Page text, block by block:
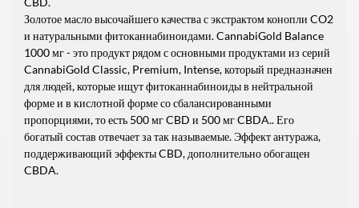
Золотое масло высочайшего качества с экстрактом конопли CO2
и натуральными фитоканнабиноидами. CannabiGold Balance
1000 мг - это продукт рядом с основными продуктами из серий
CannabiGold Classic, Premium, Intense, который предназначен
для людей, которые ищут фитоканнабиноиды в нейтральной
форме и в кислотной форме со сбалансированными
пропорциями, то есть 500 мг CBD и 500 мг CBDA.. Его
богатый состав отвечает за так называемые. Эффект антуража,
поддерживающий эффекты CBD, дополнительно обогащен
CBDA.